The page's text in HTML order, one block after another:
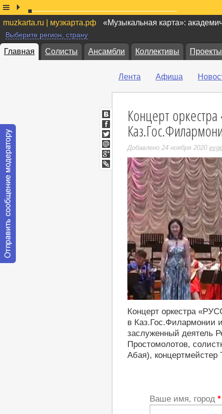
muzkarta.ru | музкарта.рф «Музыкальная карта»:
Выберите регион, страну
Главная Солисты Ансамбли Коллективы Проекты
Лента Афиша
Концерт
Добавлено 24 ноября 2020
Концерт оркестра
в Каз.Гос.Филармонии
заслуженный деятель
Простомолотов,
Абая), концертмейстер
ВКонтакте
Facebook
Twitter
Мой
Мир
Google+
LiveJournal
Ваше имя, город *